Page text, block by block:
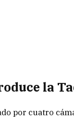
la
por cuatro